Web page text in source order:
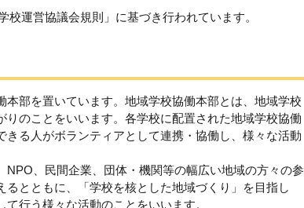
運営協議会規則」に基づき行われています。
部を置いています。地域学校協働本部とは、地域学校
のことをいいます。各学校に配置された地域学校協働
る人がボランティアとして連携・協働し、様々な活動
、民間企業、団体・機関等の幅広い地域の方々の参
とともに、「学校を核とした地域づくり」を目指し
行う様々な活動のことをいいます。